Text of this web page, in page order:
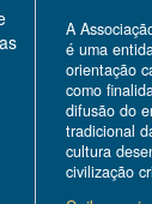
A
é uma
orientação
como
difusão do
tradicional
cultura
civilização